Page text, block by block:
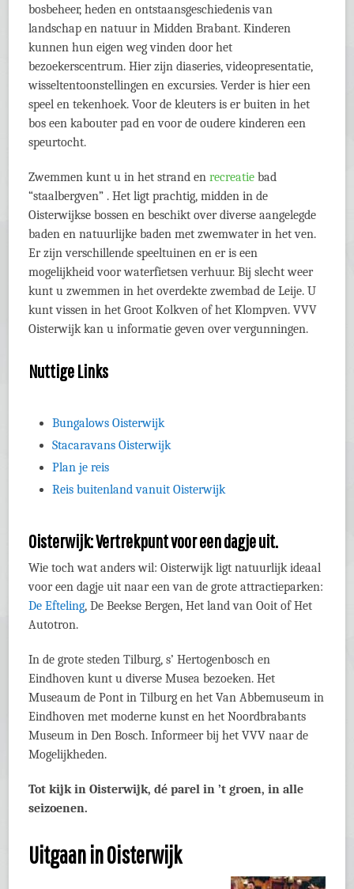
bosbeheer, heden en ontstaansgeschiedenis van
landschap en natuur in Midden Brabant. Kinderen
kunnen hun eigen weg vinden door het
bezoekerscentrum. Hier zijn diaseries, videopresentatie,
wisseltentoonstellingen en excursies. Verder is hier een
speel en tekenhoek. Voor de kleuters is er buiten in het
bos een kabouter pad en voor de oudere kinderen een
speurtocht.
Zwemmen kunt u in het strand enrecreatie bad
“staalbergven” . Het ligt prachtig, midden in de
Oisterwijkse bossen en beschikt over diverse aangelegde
baden en natuurlijke baden met zwemwater in het ven.
Er zijn verschillende speeltuinen en er is een
mogelijkheid voor waterfietsen verhuur. Bij slecht weer
kunt u zwemmen in het overdekte zwembad de Leije. U
kunt vissen in het Groot Kolkven of het Klompven. VVV
Oisterwijk kan u informatie geven over vergunningen.
Nuttige Links
Bungalows Oisterwijk
Stacaravans Oisterwijk
Plan je reis
Reis buitenland vanuit Oisterwijk
Oisterwijk: Vertrekpunt voor een dagje uit.
Wie toch wat anders wil: Oisterwijk ligt natuurlijk ideaal
voor een dagje uit naar een van de grote attractieparken:
De Efteling, De Beekse Bergen, Het land van Ooit of Het
Autotron.
In de grote steden Tilburg, s’ Hertogenbosch en
Eindhoven kunt u diverse Musea bezoeken. Het
Museaum de Pont in Tilburg en het Van Abbemuseum in
Eindhoven met moderne kunst en het Noordbrabants
Museum in Den Bosch. Informeer bij het VVV naar de
Mogelijkheden.
Tot kijk in Oisterwijk, dé parel in ’t groen, in alle
seizoenen.
Uitgaan in Oisterwijk